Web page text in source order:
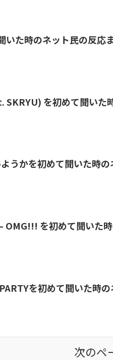
いた時のネット民の反応
を初めて聞いた
うかを初めて聞いた時
を初めて聞いた時
を初めて聞いた時
次のペ